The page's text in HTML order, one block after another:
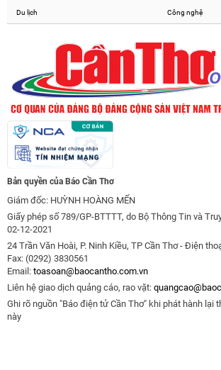
Du lịch Công nghệ
Bản quyền của Báo Cần Thơ
Giám đốc: HUỲNH HOÀNG MẾN
Giấy phép số 789/GP-BTTTT, do Bộ Thông Tin và
02-12-2021
24 Trần Văn Hoài, P. Ninh Kiều, TP Cần Thơ - Điện
Fax: (0292) 3830561
Email: toasoan@baocantho.com.vn
Liên hệ giao dịch quảng cáo, rao vặt:
Ghi rõ nguồn "Báo điện tử Cần Thơ" khi phát hành lại
này